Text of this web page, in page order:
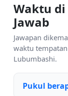
Waktu
Jawab
Jawapan
waktu
Lubumbashi.
Pukul